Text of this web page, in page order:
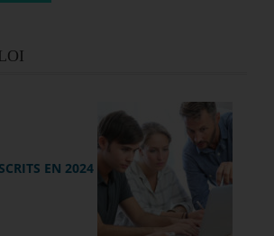
EN 2024